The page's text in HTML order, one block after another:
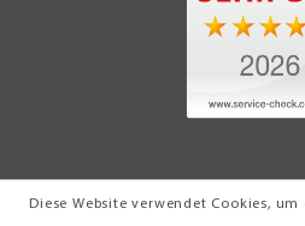
Diese Website verwendet Cookies,